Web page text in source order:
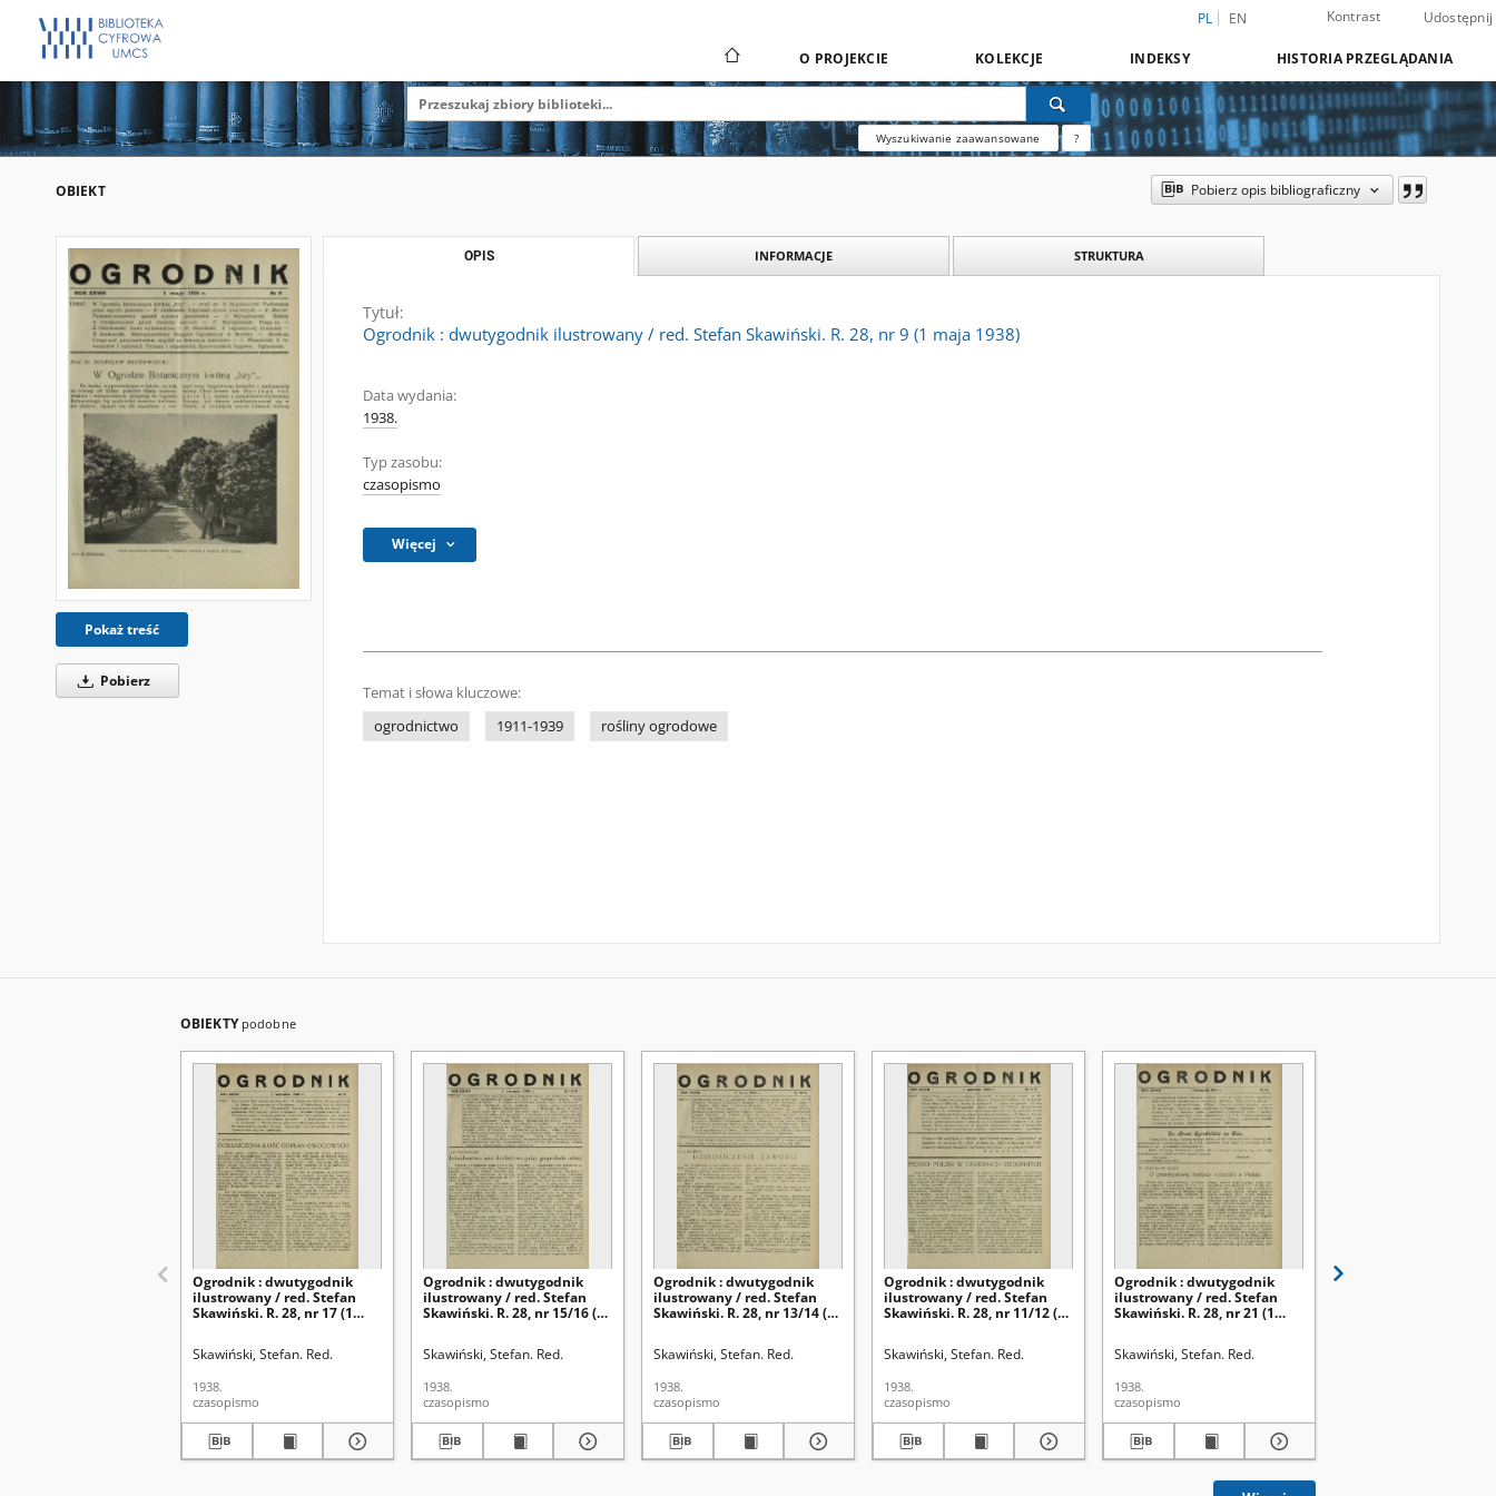
PL EN Kontrast Udostępnij
O PROJEKCIE KOLEKCJE INDEKSY HISTORIA PRZEGLĄDANIA
Wyszukiwanie zaawansowane ?
OBIEKT Pobierz opis bibliograficzny
Pokaż treść
Pobierz
OPIS INFORMACJE STRUKTURA
Tytuł:
Ogrodnik : dwutygodnik ilustrowany / red. Stefan Skawiński. R. 28, nr 9 (1 maja 1938)
Data wydania:
1938.
Typ zasobu:
czasopismo
Więcej
Temat i słowa kluczowe:
ogrodnictwo
1911-1939 rośliny ogrodowe
OBIEKTY podobne
Ogrodnik : dwutygodnik
ilustrowany / red. Stefan
Skawiński. R. 28, nr 17 (1
Skawiński, Stefan. Red.
1938.
czasopismo
Ogrodnik : dwutygodnik
ilustrowany / red. Stefan
Skawiński. R. 28, nr 15/16 (1
Skawiński, Stefan. Red.
1938.
czasopismo
Ogrodnik : dwutygodnik
ilustrowany / red. Stefan
Skawiński. R. 28, nr 13/14 (1
Skawiński, Stefan. Red.
1938.
czasopismo
Ogrodnik : dwutygodnik
ilustrowany / red. Stefan
Skawiński. R. 28, nr 11/12 (1
Skawiński, Stefan. Red.
1938.
czasopismo
Ogrodnik : dwutygodnik
ilustrowany / red. Stefan
Skawiński. R. 28, nr 21 (1
Skawiński, Stefan. Red.
1938.
czasopismo